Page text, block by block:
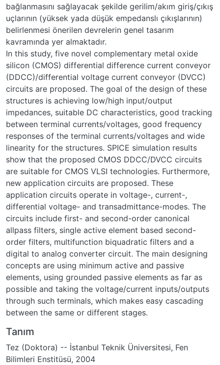
bağlanmasını sağlayacak şekilde gerilim/akım giriş/çıkış
uçlarının (yüksek yada düşük empedanslı çıkışlarının)
belirlenmesi önerilen devrelerin genel tasarım
kavramında yer almaktadır.
In this study, five novel complementary metal oxide
silicon (CMOS) differential difference current conveyor
(DDCC)/differential voltage current conveyor (DVCC)
circuits are proposed. The goal of the design of these
structures is achieving low/high input/output
impedances, suitable DC characteristics, good tracking
between terminal currents/voltages, good frequency
responses of the terminal currents/voltages and wide
linearity for the structures. SPICE simulation results
show that the proposed CMOS DDCC/DVCC circuits
are suitable for CMOS VLSI technologies. Furthermore,
new application circuits are proposed. These
application circuits operate in voltage-, current-,
differential voltage- and transadmittance-modes. The
circuits include first- and second-order canonical
allpass filters, single active element based second-
order filters, multifunction biquadratic filters and a
digital to analog converter circuit. The main designing
concepts are using minimum active and passive
elements, using grounded passive elements as far as
possible and taking the voltage/current inputs/outputs
through such terminals, which makes easy cascading
between the same or different stages.
Tanım
Tez (Doktora) -- İstanbul Teknik Üniversitesi, Fen
Bilimleri Enstitüsü, 2004